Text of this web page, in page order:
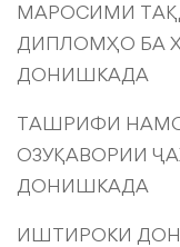
МАРОСИМИ
ДИПЛОМҲО БА
ДОНИШКАДА
ТАШРИФИ
ОЗУҚАВОРИИ
ДОНИШКАДА
ИШТИРОКИ